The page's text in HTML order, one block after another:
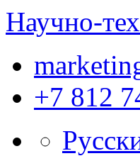
Научно-
+7 812